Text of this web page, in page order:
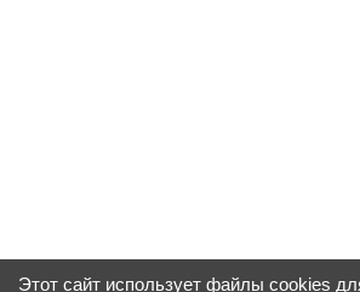
Этот сайт использует файлы cookies